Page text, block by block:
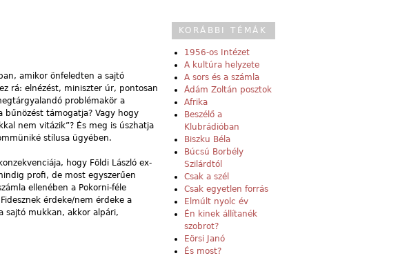
amikor önfeledten a sajtó
rá: elnézést, miniszter úr, pontosan
problémakör a
bűnözést támogatja? Vagy hogy
nem vitázik”? És meg is úszhatja
stílusa ügyében.
hogy Földi László ex-
profi, de most egyszerűen
ellenében a Pokorni-féle
érdeke/nem érdeke a
sajtó mukkan, akkor alpári,
KORÁBBI TÉMÁK
1956-os Intézet
A kultúra helyzete
A sors és a számla
Ádám Zoltán posztok
Afrika
Beszélő a
Klubrádióban
Biszku Béla
Búcsú Borbély
Szilárdtól
Csak a szél
Csak egyetlen forrás
Elmúlt nyolc év
Én kinek állítanék
szobrot?
Eörsi Janó
És most?